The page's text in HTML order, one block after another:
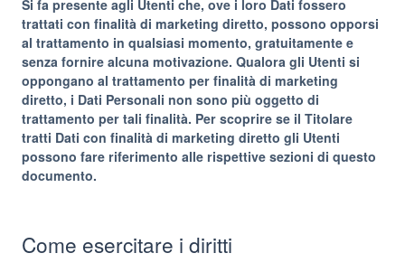
Si fa presente agli Utenti che, ove i loro Dati fossero
trattati con finalità di marketing diretto, possono opporsi
al trattamento in qualsiasi momento, gratuitamente e
senza fornire alcuna motivazione. Qualora gli Utenti si
oppongano al trattamento per finalità di marketing
diretto, i Dati Personali non sono più oggetto di
trattamento per tali finalità. Per scoprire se il Titolare
tratti Dati con finalità di marketing diretto gli Utenti
possono fare riferimento alle rispettive sezioni di questo
documento.
Come esercitare i diritti